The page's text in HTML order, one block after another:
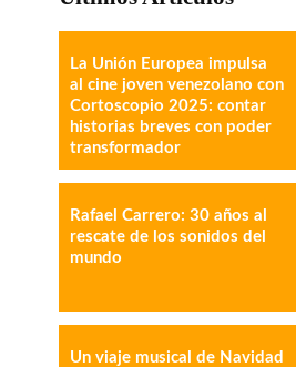
La Unión Europea impulsa
al cine joven venezolano con
Cortoscopio 2025: contar
historias breves con poder
transformador
Rafael Carrero: 30 años al
rescate de los sonidos del
mundo
Un viaje musical de Navidad